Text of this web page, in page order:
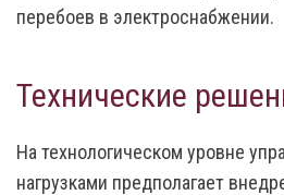
перебоев в электроснабжении.
Технические
На технологическом уровне
нагрузками предполагает